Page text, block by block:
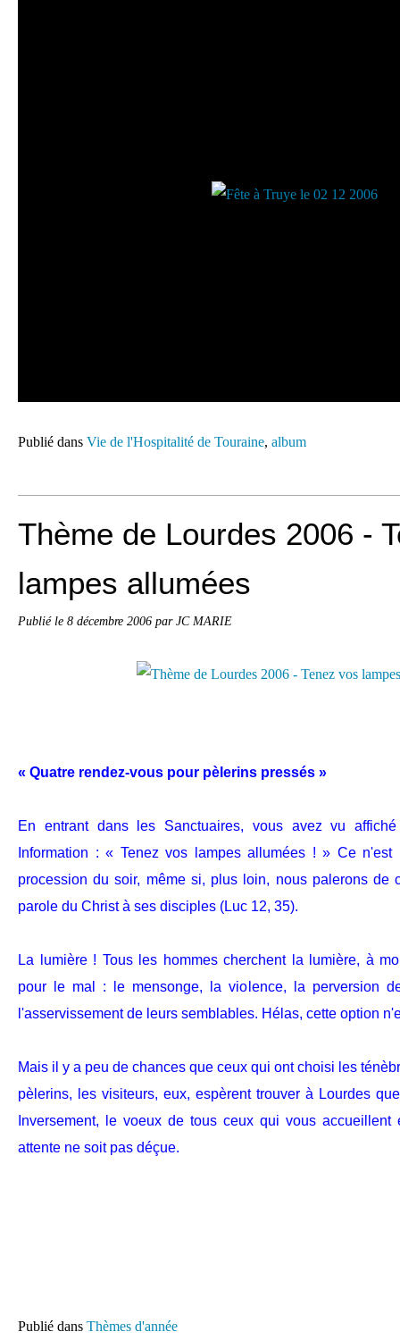
Publié dans Vie de l'Hospitalité de Touraine, album
Thème de Lourdes 2006 -
lampes allumées
Publié le 8 décembre 2006 par JC MARIE
« Quatre rendez-vous pour pèlerins pressés »
En entrant dans les Sanctuaires, vous avez vu
Information : « Tenez vos lampes allumées ! » Ce
procession du soir, même si, plus loin, nous palerons de
parole du Christ à ses disciples (Luc 12, 35).
La lumière ! Tous les hommes cherchent la lumière, à
pour le mal : le mensonge, la violence, la perversion
l'asservissement de leurs semblables. Hélas, cette option
Mais il y a peu de chances que ceux qui ont choisi les
pèlerins, les visiteurs, eux, espèrent trouver à Lourdes
Inversement, le voeux de tous ceux qui vous
attente ne soit pas déçue.
Publié dans Thèmes d'année